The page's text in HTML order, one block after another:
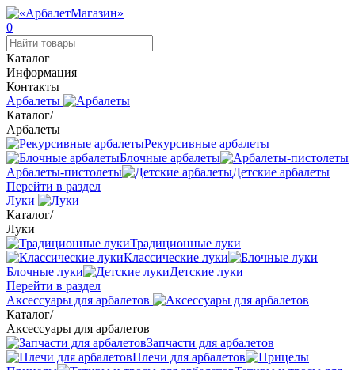
0
Каталог
Информация
Контакты
Арбалеты
Каталог/
Арбалеты
Рекурсивные арбалеты
Блочные арбалеты
Арбалеты-пистолеты
Детские арбалеты
Перейти в раздел
Луки
Каталог/
Луки
Традиционные луки
Классические луки
Блочные луки
Детские луки
Перейти в раздел
Аксессуары для арбалетов
Каталог/
Аксессуары для арбалетов
Запчасти для арбалетов
Плечи для арбалетов